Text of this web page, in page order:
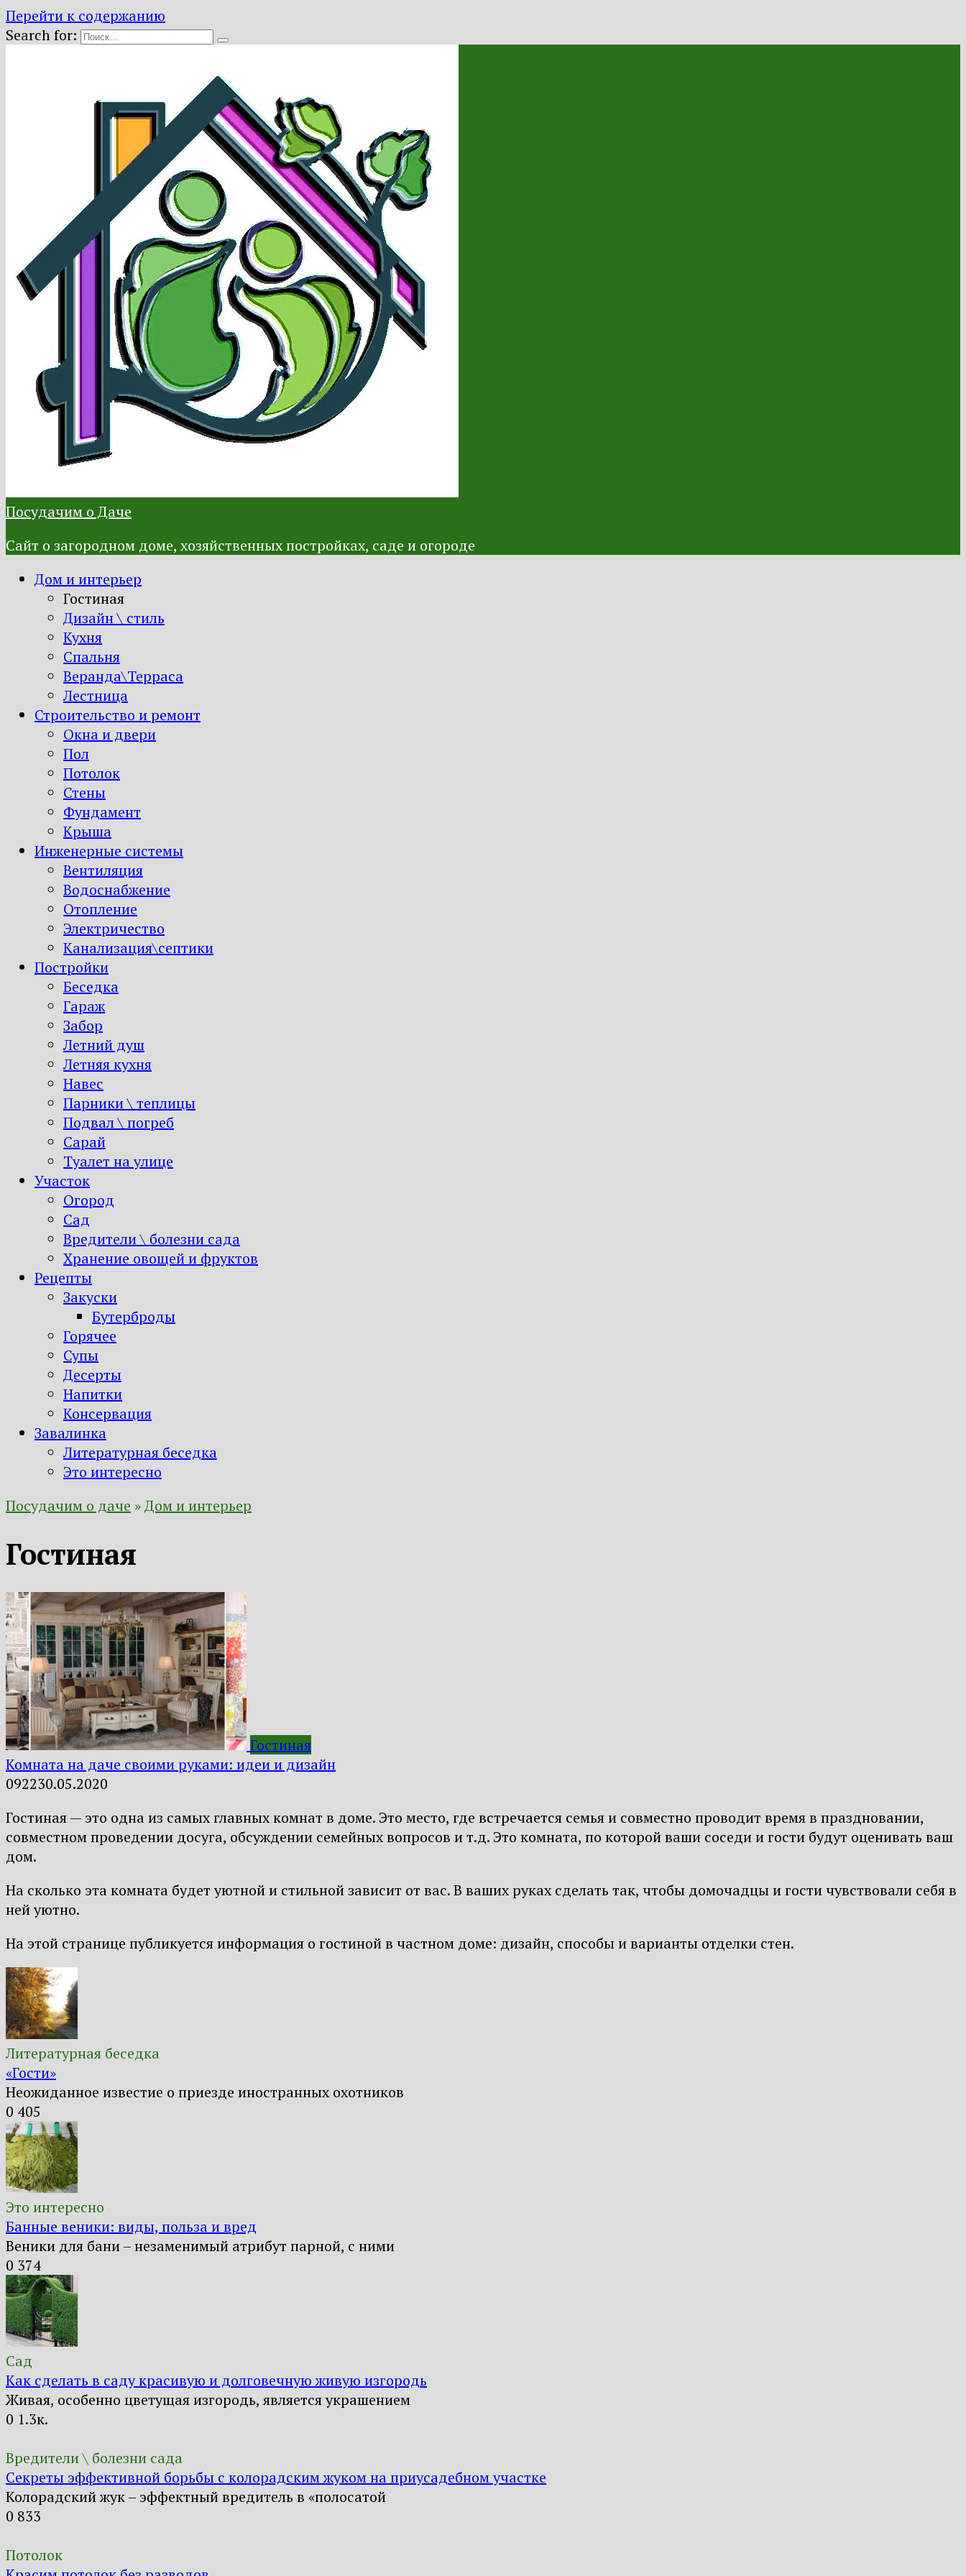
Перейти к содержанию
Search for:
Посудачим о Даче
Сайт о загородном доме, хозяйственных постройках, саде и огороде
Дом и интерьер
Гостиная
Дизайн \ стиль
Кухня
Спальня
Веранда\Терраса
Лестница
Строительство и ремонт
Окна и двери
Пол
Потолок
Стены
Фундамент
Крыша
Инженерные системы
Вентиляция
Водоснабжение
Отопление
Электричество
Канализация\септики
Постройки
Беседка
Гараж
Забор
Летний душ
Летняя кухня
Навес
Парники \ теплицы
Подвал \ погреб
Сарай
Туалет на улице
Участок
Огород
Сад
Вредители \ болезни сада
Хранение овощей и фруктов
Рецепты
Закуски
Бутерброды
Горячее
Супы
Десерты
Напитки
Консервация
Завалинка
Литературная беседка
Это интересно
Посудачим о даче »Дом и интерьер
Гостиная
Гостиная
Комната на даче своими руками: идеи и дизайн
092230.05.2020
Гостиная — это одна из самых главных комнат в доме. Это место, где встречается семья и совместно проводит время в праздновании,
совместном проведении досуга, обсуждении семейных вопросов и т.д. Это комната, по которой ваши соседи и гости будут оценивать ваш
дом.
На сколько эта комната будет уютной и стильной зависит от вас. В ваших руках сделать так, чтобы домочадцы и гости чувствовали себя в
ней уютно.
На этой странице публикуется информация о гостиной в частном доме: дизайн, способы и варианты отделки стен.
Литературная беседка
«Гости»
Неожиданное известие о приезде иностранных охотников
0 405
Это интересно
Банные веники: виды, польза и вред
Веники для бани – незаменимый атрибут парной, с ними
0 374
Сад
Как сделать в саду красивую и долговечную живую изгородь
Живая, особенно цветущая изгородь, является украшением
0 1.3к.
Вредители \ болезни сада
Секреты эффективной борьбы с колорадским жуком на приусадебном участке
Колорадский жук – эффектный вредитель в «полосатой
0 833
Потолок